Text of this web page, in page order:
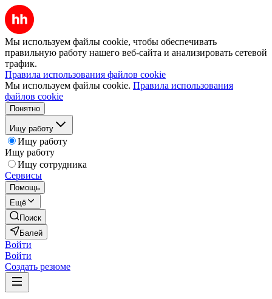
Мы используем файлы cookie, чтобы обеспечивать
правильную работу нашего веб-сайта и анализировать сетевой
трафик.
Правила использования файлов cookie
Мы используем файлы cookie. Правила использования
файлов cookie
Понятно
Ищу работу
Ищу работу
Ищу работу
Ищу сотрудника
Сервисы
Помощь
Ещё
Поиск
Балей
Войти
Войти
Создать резюме